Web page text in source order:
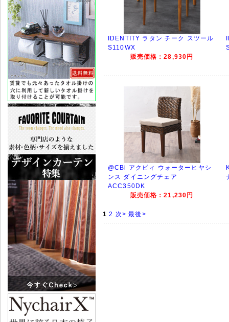
IDENTITY ラタン チーク スツール
S110WX
販売価格：28,930円
@CBi アクビィ ウォーターヒヤシ
ンス ダイニングチェア
ACC350DK
販売価格：21,230円
1 2 次> 最後>